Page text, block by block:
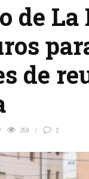
de
de
359 2